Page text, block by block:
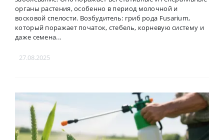
органы растения, особенно в период молочной и
восковой спелости. Возбудитель: гриб рода Fusarium,
который поражает початок, стебель, корневую систему и
даже семена...
27.08.2025